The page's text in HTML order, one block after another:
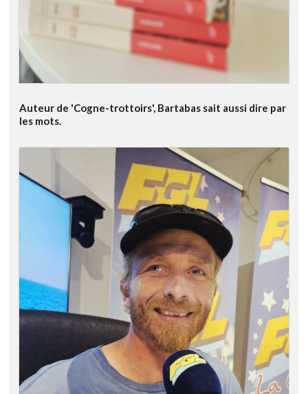
Auteur de 'Cogne-trottoirs', Bartabas sait aussi dire par
les mots.